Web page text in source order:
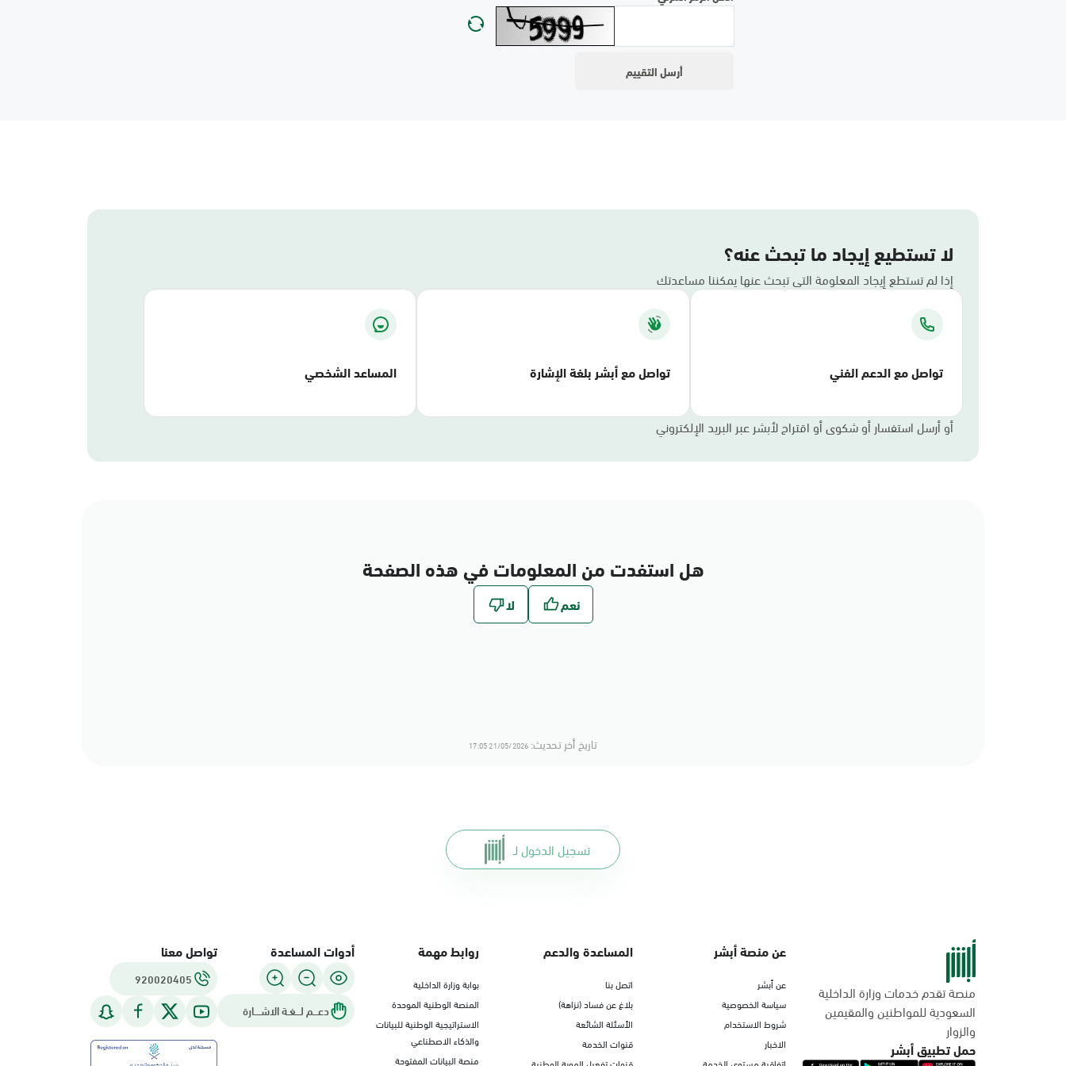
لا تستطيع إيجاد ما تبحث عنه؟
إذا لم تستطع إيجاد المعلومة التي تبحث عنها يمكننا مساعدتك
تواصل مع الدعم الفني تواصل مع أبشر بلغة الإشارة المساعد الشخصي
أو أرسل استفسار أو شكوى أو اقتراح لأبشر عبر البريد الإلكتروني
هل استفدت من المعلومات في هذه الصفحة
تاريخ أخر تحديث: 21/05/2026 17:05
تسجيل الدخول لـ
منصة تقدم خدمات وزارة الداخلية
السعودية للمواطنين والمقيمين
والزوار
حمل تطبيق أبشر
عن منصة أبشر
عن أبشر
سياسة الخصوصية
شروط الاستخدام
الاخبار
المساعدة والدعم
اتصل بنا
بلاغ عن فساد (نزاهة)
الأسئلة الشائعة
قنوات الخدمة
روابط مهمة
بوابة وزارة الداخلية
المنصة الوطنية الموحدة
الاستراتيجية الوطنية للبيانات
والذكاء الاصطناعي
منصة البيانات المفتوحة
أدوات المساعدة
دعـــم لـــغـة الاشــــارة
تواصل معنا
920020405